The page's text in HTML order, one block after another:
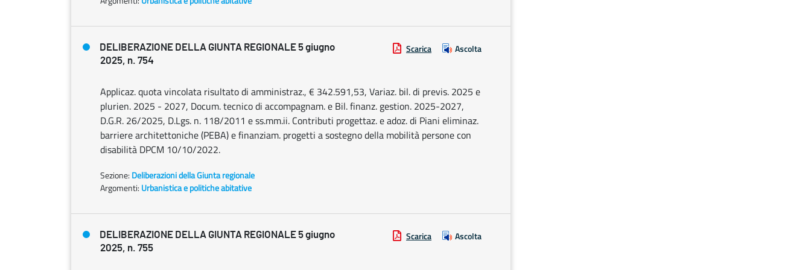
DELIBERAZIONE DELLA GIUNTA REGIONALE 5 giugno
2025, n. 754
Scarica Ascolta
Applicaz. quota vincolata risultato di amministraz., € 342.591,53, Variaz. bil. di previs. 2025 e
plurien. 2025 - 2027, Docum. tecnico di accompagnam. e Bil. finanz. gestion. 2025-2027,
D.G.R. 26/2025, D.Lgs. n. 118/2011 e ss.mm.ii. Contributi progettaz. e adoz. di Piani eliminaz.
barriere architettoniche (PEBA) e finanziam. progetti a sostegno della mobilità persone con
disabilità DPCM 10/10/2022.
Sezione: Deliberazioni della Giunta regionale
Argomenti: Urbanistica e politiche abitative
DELIBERAZIONE DELLA GIUNTA REGIONALE 5 giugno
2025, n. 755
Scarica Ascolta